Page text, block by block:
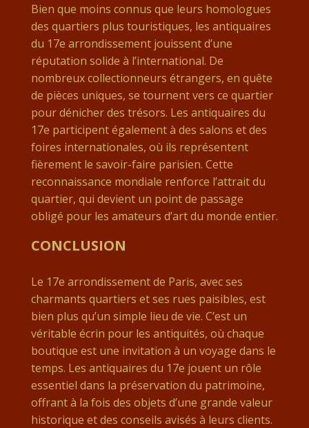
Bien que moins connus que leurs homologues
des quartiers plus touristiques, les antiquaires
du 17e arrondissement jouissent d’une
réputation solide à l’international. De
nombreux collectionneurs étrangers, en quête
de pièces uniques, se tournent vers ce quartier
pour dénicher des trésors. Les antiquaires du
17e participent également à des salons et des
foires internationales, où ils représentent
fièrement le savoir-faire parisien. Cette
reconnaissance mondiale renforce l’attrait du
quartier, qui devient un point de passage
obligé pour les amateurs d’art du monde entier.
CONCLUSION
Le 17e arrondissement de Paris, avec ses
charmants quartiers et ses rues paisibles, est
bien plus qu’un simple lieu de vie. C’est un
véritable écrin pour les antiquités, où chaque
boutique est une invitation à un voyage dans le
temps. Les antiquaires du 17e jouent un rôle
essentiel dans la préservation du patrimoine,
offrant à la fois des objets d’une grande valeur
historique et des conseils avisés à leurs clients.